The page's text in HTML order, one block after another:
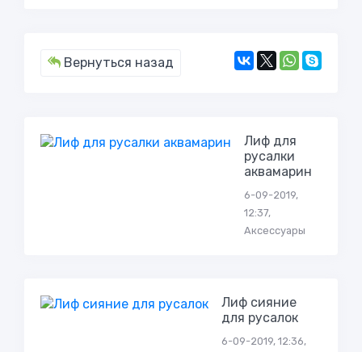
Вернуться назад
Лиф для
русалки
аквамарин
6-09-2019,
12:37,
Аксессуары
Лиф сияние
для русалок
6-09-2019, 12:36,